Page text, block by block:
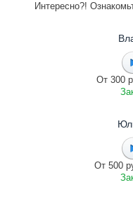
Интересно?!
От 300
От 500